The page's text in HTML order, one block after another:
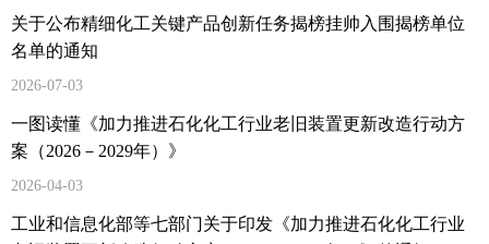
关于公布精细化工关键产品创新任务揭榜挂帅入围揭榜单位
名单的通知
2026-07-03
一图读懂《加力推进石化化工行业老旧装置更新改造行动方
案（2026－2029年）》
2026-04-03
工业和信息化部等七部门关于印发《加力推进石化化工行业